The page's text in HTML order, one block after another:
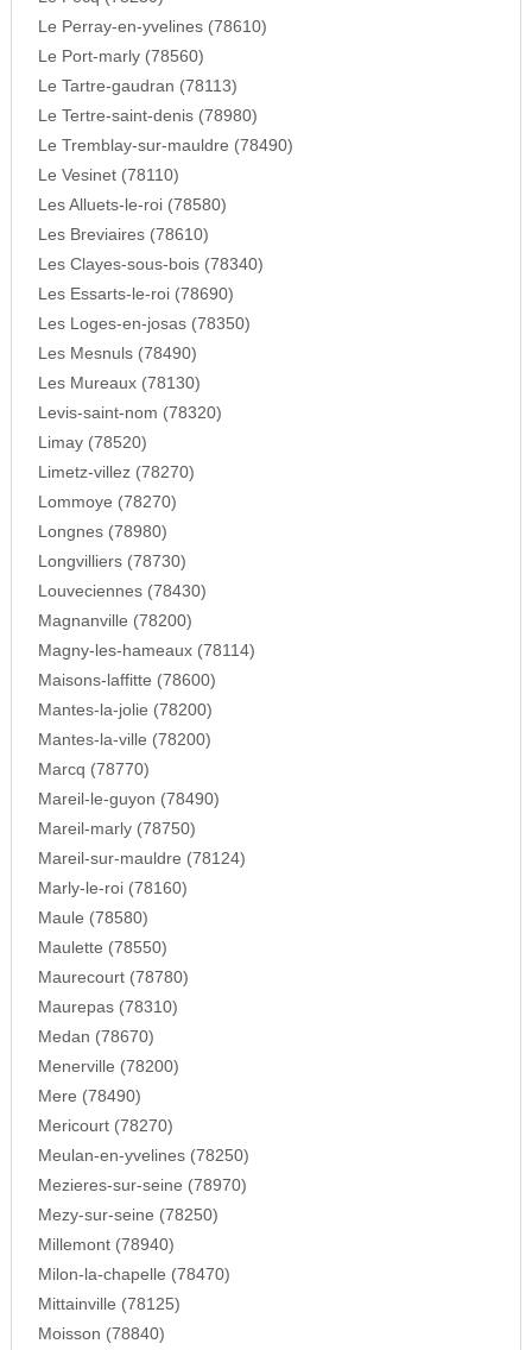
Le Perray-en-yvelines (78610)
Le Port-marly (78560)
Le Tartre-gaudran (78113)
Le Tertre-saint-denis (78980)
Le Tremblay-sur-mauldre (78490)
Le Vesinet (78110)
Les Alluets-le-roi (78580)
Les Breviaires (78610)
Les Clayes-sous-bois (78340)
Les Essarts-le-roi (78690)
Les Loges-en-josas (78350)
Les Mesnuls (78490)
Les Mureaux (78130)
Levis-saint-nom (78320)
Limay (78520)
Limetz-villez (78270)
Lommoye (78270)
Longnes (78980)
Longvilliers (78730)
Louveciennes (78430)
Magnanville (78200)
Magny-les-hameaux (78114)
Maisons-laffitte (78600)
Mantes-la-jolie (78200)
Mantes-la-ville (78200)
Marcq (78770)
Mareil-le-guyon (78490)
Mareil-marly (78750)
Mareil-sur-mauldre (78124)
Marly-le-roi (78160)
Maule (78580)
Maulette (78550)
Maurecourt (78780)
Maurepas (78310)
Medan (78670)
Menerville (78200)
Mere (78490)
Mericourt (78270)
Meulan-en-yvelines (78250)
Mezieres-sur-seine (78970)
Mezy-sur-seine (78250)
Millemont (78940)
Milon-la-chapelle (78470)
Mittainville (78125)
Moisson (78840)